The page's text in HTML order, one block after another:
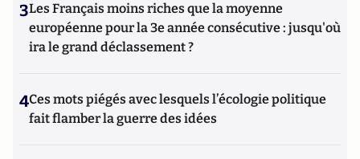
3Les Français moins riches que la moyenne
européenne pour la 3e année consécutive : jusqu'où
ira le grand déclassement ?
4Ces mots piégés avec lesquels l’écologie politique
fait flamber la guerre des idées